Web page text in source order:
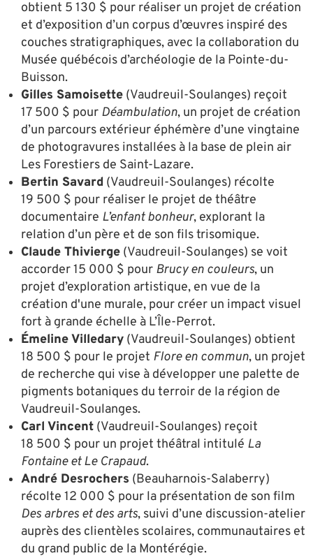
obtient 5 130 $ pour réaliser un projet de création
et d’exposition d’un corpus d’œuvres inspiré des
couches stratigraphiques, avec la collaboration du
Musée québécois d’archéologie de la Pointe-du-
Buisson.
Gilles Samoisette (Vaudreuil-Soulanges) reçoit
17 500 $ pour Déambulation, un projet de création
d’un parcours extérieur éphémère d’une vingtaine
de photogravures installées à la base de plein air
Les Forestiers de Saint-Lazare.
Bertin Savard (Vaudreuil-Soulanges) récolte
19 500 $ pour réaliser le projet de théâtre
documentaire L’enfant bonheur, explorant la
relation d’un père et de son fils trisomique.
Claude Thivierge (Vaudreuil-Soulanges) se voit
accorder 15 000 $ pour Brucy en couleurs, un
projet d’exploration artistique, en vue de la
création d'une murale, pour créer un impact visuel
fort à grande échelle à L’Île-Perrot.
Émeline Villedary (Vaudreuil-Soulanges) obtient
18 500 $ pour le projet Flore en commun, un projet
de recherche qui vise à développer une palette de
pigments botaniques du terroir de la région de
Vaudreuil-Soulanges.
Carl Vincent (Vaudreuil-Soulanges) reçoit
18 500 $ pour un projet théâtral intitulé La
Fontaine et Le Crapaud.
André Desrochers (Beauharnois-Salaberry)
récolte 12 000 $ pour la présentation de son film
Des arbres et des arts, suivi d’une discussion-atelier
auprès des clientèles scolaires, communautaires et
du grand public de la Montérégie.